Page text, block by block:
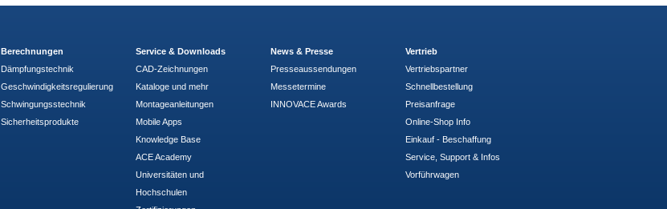
Berechnungen
Dämpfungstechnik
Geschwindigkeitsregulierung
Schwingungsstechnik
Sicherheitsprodukte
Service & Downloads
CAD-Zeichnungen
Kataloge und mehr
Montageanleitungen
Mobile Apps
Knowledge Base
ACE Academy
Universitäten und
Hochschulen
News & Presse
Presseaussendungen
Messetermine
INNOVACE Awards
Vertrieb
Vertriebspartner
Schnellbestellung
Preisanfrage
Online-Shop Info
Einkauf - Beschaffung
Service, Support & Infos
Vorführwagen